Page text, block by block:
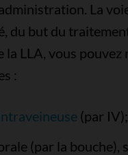
La
du but du
la LLA, vous
:
(par IV);
(par la bouche),